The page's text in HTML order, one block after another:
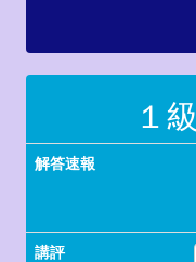
１
解答速報
講評